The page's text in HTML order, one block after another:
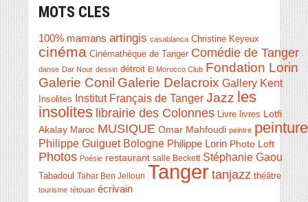
MOTS CLES
100% mamans artingis casablanca Christine Keyeux
cinéma Cinémathèque de Tanger Comédie de Tanger
danse Dar Nour dessin détroit El Morocco Club Fondation Lorin
Galerie Conil Galerie Delacroix Gallery Kent
Insolites Institut Français de Tanger Jazz les
insolites librairie des Colonnes Livre livres Lotfi
Akalay Maroc MUSIQUE Omar Mahfoudi peintre peinture
Philippe Guiguet Bologne Philippe Lorin Photo Loft
Photos Poésie restaurant salle Beckett Stéphanie Gaou
Tabadoul Tahar Ben Jelloun Tanger tanjazz théâtre
tourisme tétouan écrivain